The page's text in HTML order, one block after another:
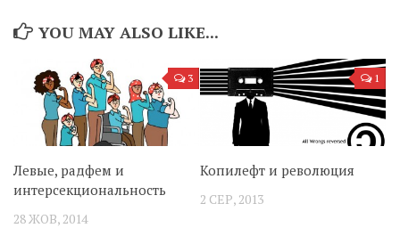
YOU MAY ALSO LIKE...
3
Левые, радфем и
интерсекциональность
28 ЖОВ, 2014
1
Копилефт и революция
2 СЕР, 2013